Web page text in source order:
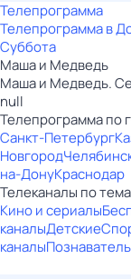
Телепрограмма
Телепрограмма в
Суббота
Маша и Медведь
Маша и Медведь.
null
Телепрограмма по
Санкт-Петербург
Новгород
на-ДонуКраснодар
Телеканалы по
Кино и сериалы
каналыДетские
каналы